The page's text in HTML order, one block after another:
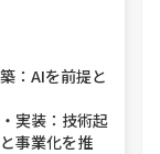
：AIを前提と
実装：技術起
事業化を推